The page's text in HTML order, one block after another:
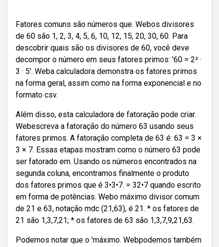
Fatores comuns são números que. Webos divisores
de 60 são 1, 2, 3, 4, 5, 6, 10, 12, 15, 20, 30, 60. Para
descobrir quais são os divisores de 60, você deve
decompor o número em seus fatores primos: '60 = 2² ·
3 · 5'. Weba calculadora demonstra os fatores primos
na forma geral, assim como na forma exponencial e no
formato csv.
Além disso, esta calculadora de fatoração pode criar.
Webescreva a fatoração do número 63 usando seus
fatores primos. A fatoração completa de 63 é: 63 = 3 ×
3 × 7. Essas etapas mostram como o número 63 pode
ser fatorado em. Usando os números encontrados na
segunda coluna, encontramos finalmente o produto
dos fatores primos que é 3•3•7. = 32•7 quando escrito
em forma de potências. Webo máximo divisor comum
de 21 e 63, notação mdc (21,63), é 21. * os fatores de
21 são 1,3,7,21; * os fatores de 63 são 1,3,7,9,21,63.
Podemos notar que o 'máximo. Webpodemos também